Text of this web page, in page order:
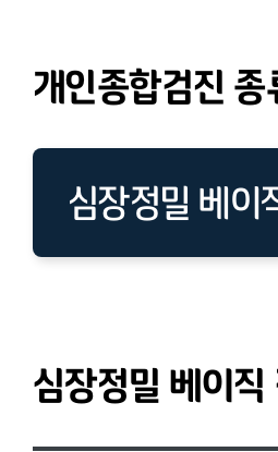
개인종합검진 종
심장정밀 베이
심장정밀 베이직